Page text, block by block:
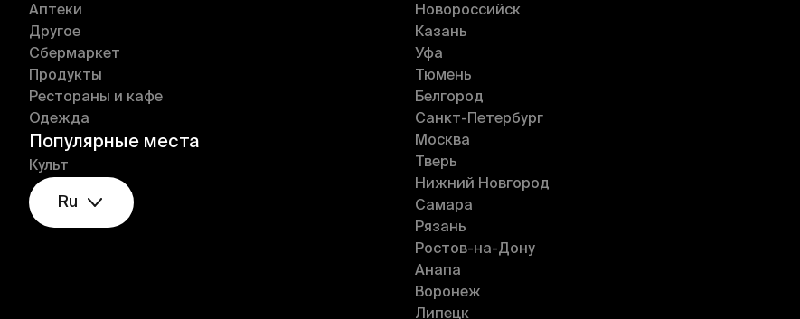
Аптеки
Другое
Сбермаркет
Продукты
Рестораны и кафе
Одежда
Популярные места
Культ
Ru
Новороссийск
Казань
Уфа
Тюмень
Белгород
Санкт-Петербург
Москва
Тверь
Нижний Новгород
Самара
Рязань
Ростов-на-Дону
Анапа
Воронеж
Липецк